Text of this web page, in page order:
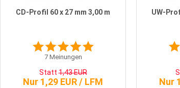
CD-Profil 60 x 27 mm 3,00 m
7Meinungen
Statt1,43 EUR
Nur 1,29 EUR / LFM
UW-
Nur